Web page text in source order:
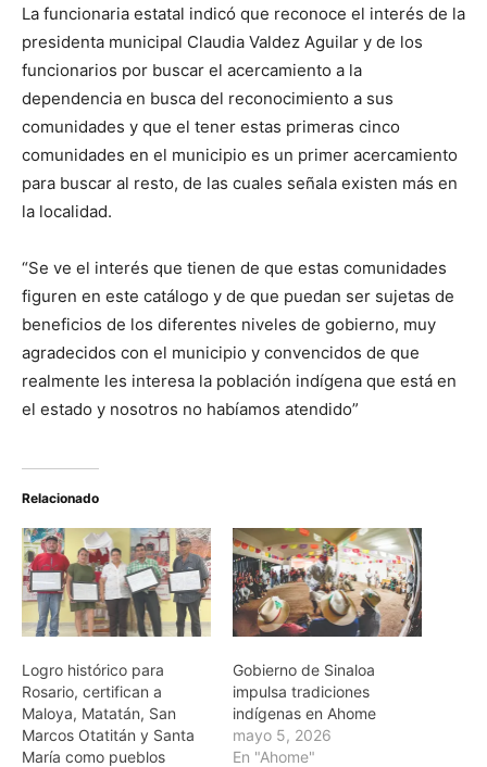
La funcionaria estatal indicó que reconoce el interés de la
presidenta municipal Claudia Valdez Aguilar y de los
funcionarios por buscar el acercamiento a la
dependencia en busca del reconocimiento a sus
comunidades y que el tener estas primeras cinco
comunidades en el municipio es un primer acercamiento
para buscar al resto, de las cuales señala existen más en
la localidad.
“Se ve el interés que tienen de que estas comunidades
figuren en este catálogo y de que puedan ser sujetas de
beneficios de los diferentes niveles de gobierno, muy
agradecidos con el municipio y convencidos de que
realmente les interesa la población indígena que está en
el estado y nosotros no habíamos atendido”
Relacionado
Logro histórico para
Rosario, certifican a
Maloya, Matatán, San
Marcos Otatitán y Santa
María como pueblos
Gobierno de Sinaloa
impulsa tradiciones
indígenas en Ahome
mayo 5, 2026
En "Ahome"